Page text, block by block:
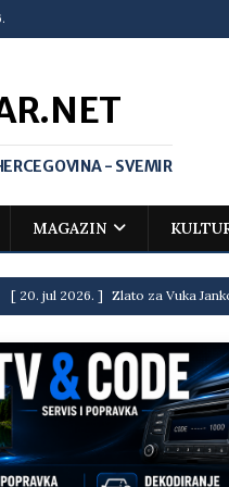
- SVEMIR
MAGAZIN
[ 20. jul 2026. ] Zlato za Vuka
[ 19. jul 2026. ] Da li i obraz ima
[ 16. jul 2026. ] Mile će da ti oprosti
[ 16. jul 2026. ] Krediti i dugovi
[ 15. jul 2026. ] Politički potres u